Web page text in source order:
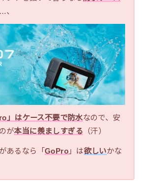
、
」はケース不要で防水なので、安
が本当に羨ましすぎる （汗）
あるなら「GoPro」は欲しいかな